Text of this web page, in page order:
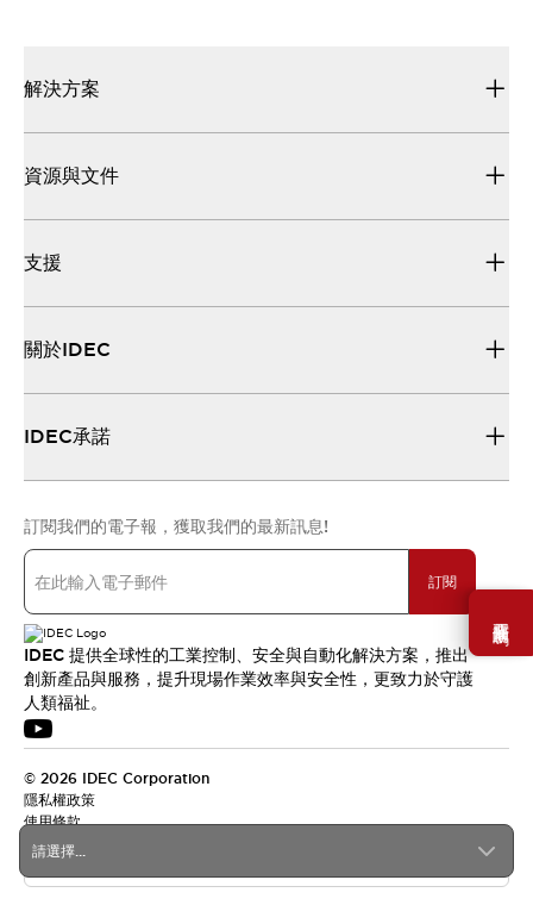
需要幫助嗎？
請選擇...
解決方案
資源與文件
支援
關於IDEC
IDEC承諾
訂閱我們的電子報，獲取我們的最新訊息!
訂閱
IDEC 提供全球性的工業控制、安全與自動化解決方案，推出
創新產品與服務，提升現場作業效率與安全性，更致力於守護
人類福祉。
© 2026 IDEC Corporation
隱私權政策
使用條款
台灣